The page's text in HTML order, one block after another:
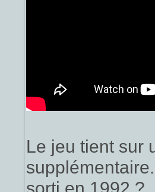
Le jeu tient sur
sorti en 1992 ?